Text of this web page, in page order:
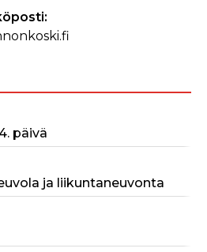
päivä
ja liikuntaneuvonta